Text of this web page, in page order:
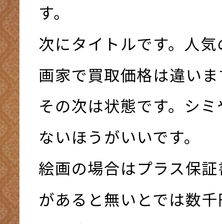
す。
次にタイトルです。人
画家で買取価格は違い
その次は状態です。シ
ないほうがいいです。
絵画の場合はプラス保
があると無いとでは数